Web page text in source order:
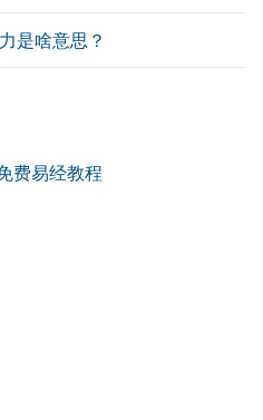
是啥意思？
费易经教程